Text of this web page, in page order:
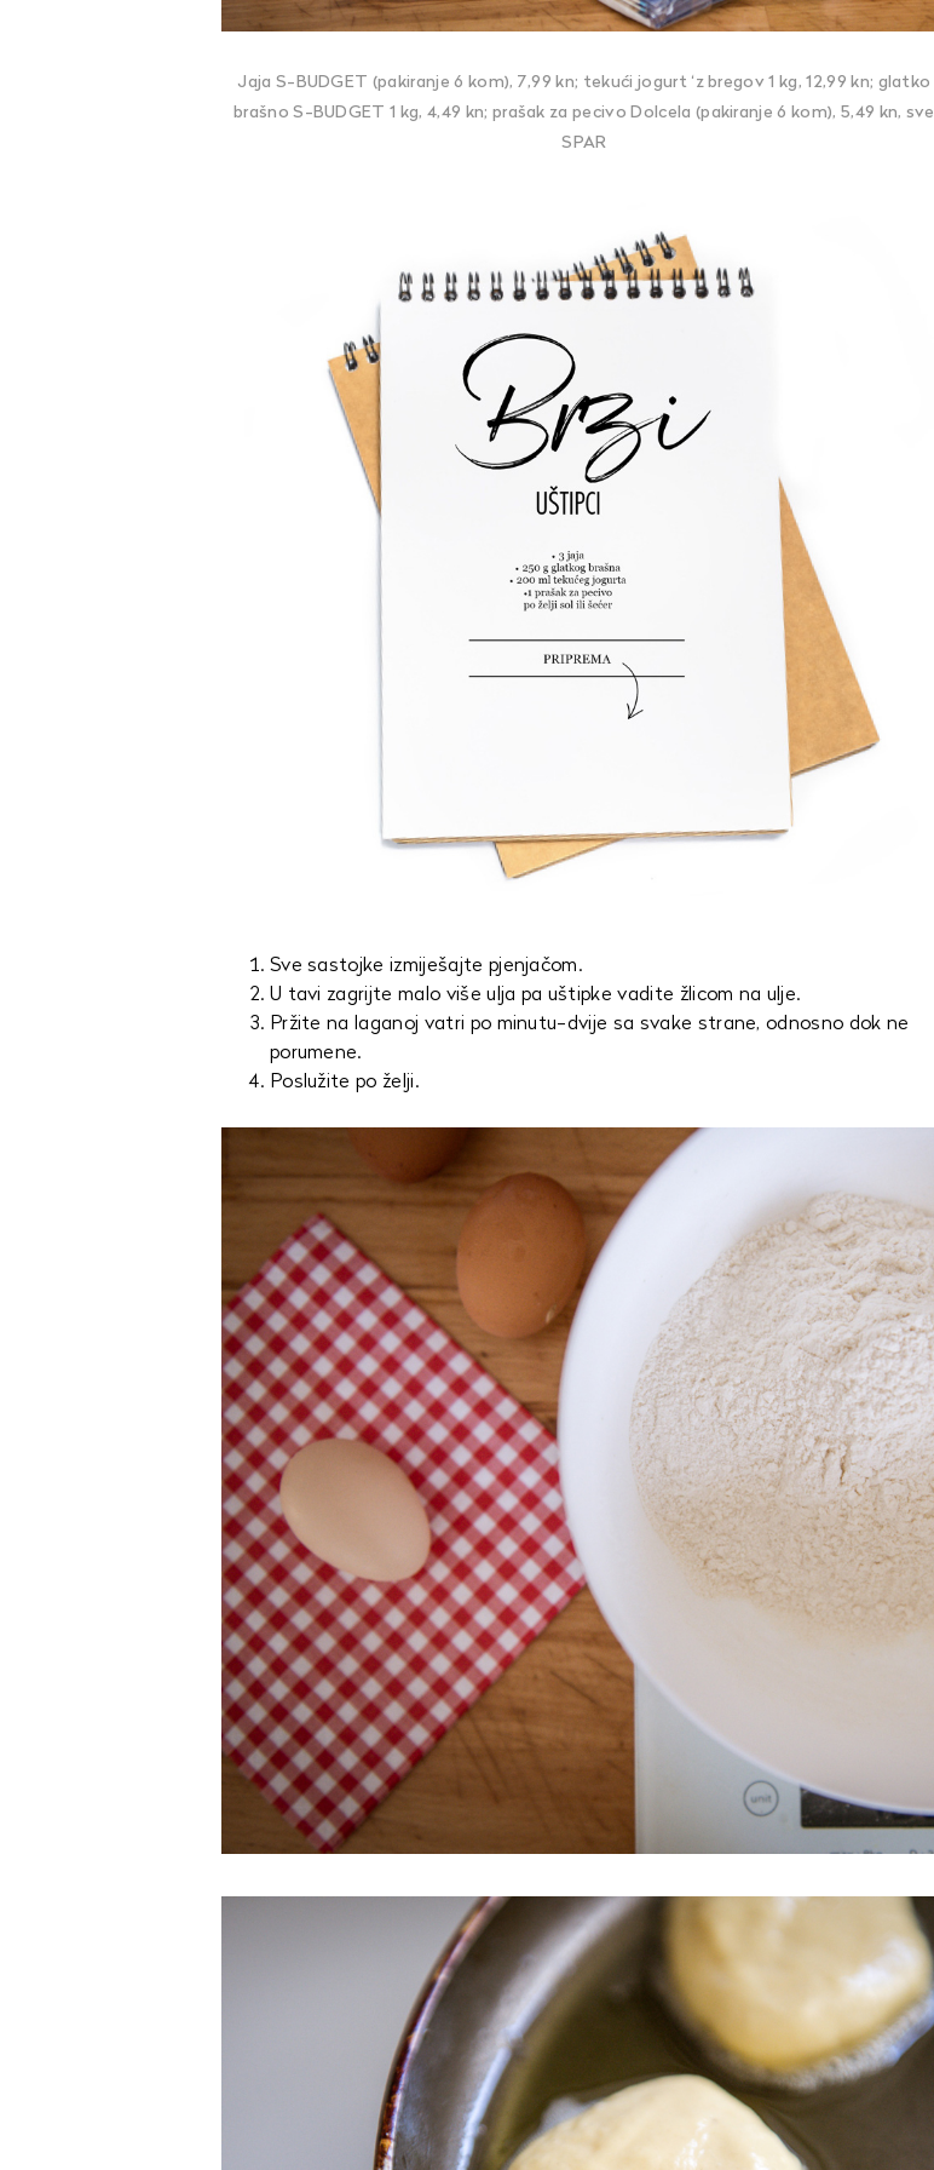
Jaja S-BUDGET (pakiranje 6 kom), 7,99 kn; tekući jogurt ‘z bregov 1 kg, 12,99 kn; glatko
brašno S-BUDGET 1 kg, 4,49 kn; prašak za pecivo Dolcela (pakiranje 6 kom), 5,49 kn, sve
SPAR
Sve sastojke izmiješajte pjenjačom.
U tavi zagrijte malo više ulja pa uštipke vadite žlicom na ulje.
Pržite na laganoj vatri po minutu-dvije sa svake strane, odnosno dok ne
porumene.
Poslužite po želji.